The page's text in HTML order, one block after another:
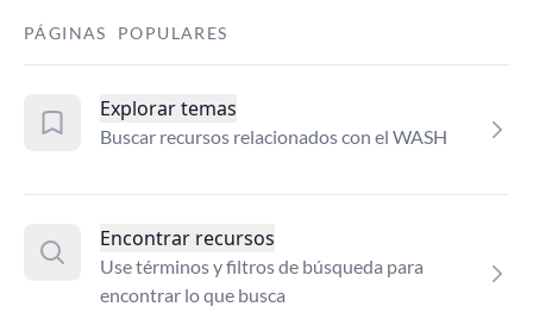
PÁGINAS POPULARES
Explorar temas
Buscar recursos relacionados con el WASH
Encontrar recursos
Use términos y filtros de búsqueda para
encontrar lo que busca